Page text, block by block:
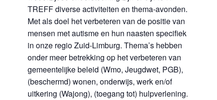
TREFF diverse activiteiten en thema-avonden.
Met als doel het verbeteren van de positie van
mensen met autisme en hun naasten specifiek
in onze regio Zuid-Limburg. Thema’s hebben
onder meer betrekking op het verbeteren van
gemeentelijke beleid (Wmo, Jeugdwet, PGB),
(beschermd) wonen, onderwijs, werk en/of
uitkering (Wajong), (toegang tot) hulpverlening.